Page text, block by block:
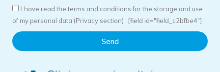
I have read the terms and conditions for the storage and use
of my personal data (Privacy section) : [field id="field_c2bfbe4"]
Send